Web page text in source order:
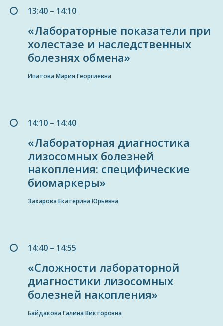
13:40 – 14:10
«Лабораторные показатели при
холестазе и наследственных
болезнях обмена»
Ипатова Мария Георгиевна
14:10 – 14:40
«Лабораторная диагностика
лизосомных болезней
накопления: специфические
биомаркеры»
Захарова Екатерина Юрьевна
14:40 – 14:55
«Сложности лабораторной
диагностики лизосомных
болезней накопления»
Байдакова Галина Викторовна